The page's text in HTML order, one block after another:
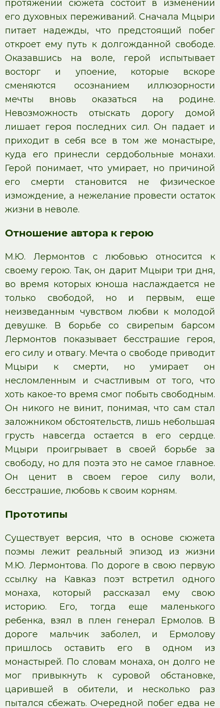
протяжении сюжета состоит в изменении
его духовных переживаний. Сначала Мцыри
питает надежды, что предстоящий побег
откроет ему путь к долгожданной свободе.
Оказавшись на воле, герой испытывает
восторг и упоение, которые вскоре
сменяются осознанием иллюзорности
мечты вновь оказаться на родине.
Невозможность отыскать дорогу домой
лишает героя последних сил. Он падает и
приходит в себя все в том же монастыре,
куда его принесли сердобольные монахи.
Герой понимает, что умирает, но причиной
его смерти становится не физическое
измождение, а нежелание провести остаток
жизни в неволе.
Отношение автора к герою
М.Ю. Лермонтов с любовью относится к
своему герою. Так, он дарит Мцыри три дня,
во время которых юноша наслаждается не
только свободой, но и первым, еще
неизведанным чувством любви к молодой
девушке. В борьбе со свирепым барсом
Лермонтов показывает бесстрашие героя,
его силу и отвагу. Мечта о свободе приводит
Мцыри к смерти, но умирает он
несломленным и счастливым от того, что
хоть какое-то время смог побыть свободным.
Он никого не винит, понимая, что сам стал
заложником обстоятельств, лишь небольшая
грусть навсегда остается в его сердце.
Мцыри проигрывает в своей борьбе за
свободу, но для поэта это не самое главное.
Он ценит в своем герое силу воли,
бесстрашие, любовь к своим корням.
Прототипы
Существует версия, что в основе сюжета
поэмы лежит реальный эпизод из жизни
М.Ю. Лермонтова. По дороге в свою первую
ссылку на Кавказ поэт встретил одного
монаха, который рассказал ему свою
историю. Его, тогда еще маленького
ребенка, взял в плен генерал Ермолов. В
дороге мальчик заболел, и Ермолову
пришлось оставить его в одном из
монастырей. По словам монаха, он долго не
мог привыкнуть к суровой обстановке,
царившей в обители, и несколько раз
пытался сбежать. Очередной побег едва не